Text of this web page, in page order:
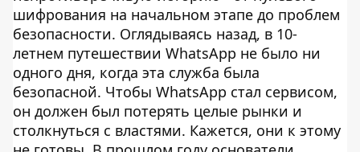
шифрования на начальном этапе до проблем
безопасности. Оглядываясь назад, в 10-
летнем путешествии WhatsApp не было ни
одного дня, когда эта служба была
безопасной. Чтобы WhatsApp стал сервисом,
он должен был потерять целые рынки и
столкнуться с властями. Кажется, они к этому